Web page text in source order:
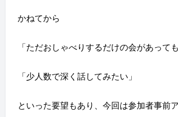
かねてから
「ただおしゃべりするだけの会があっても
「少人数で深く話してみたい」
といった要望もあり、今回は参加者事前